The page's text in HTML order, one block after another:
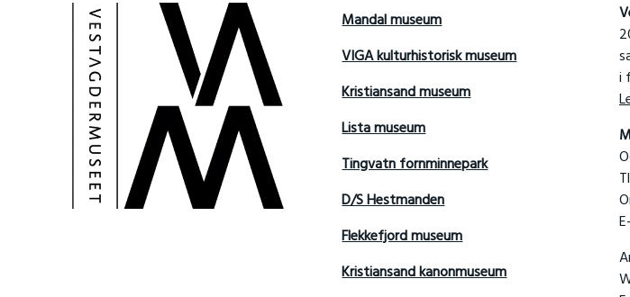
Mandal museum
VIGA kulturhistorisk museum
Kristiansand museum
Lista museum
Tingvatn fornminnepark
D/S Hestmanden
Flekkefjord museum
Kristiansand kanonmuseum
i